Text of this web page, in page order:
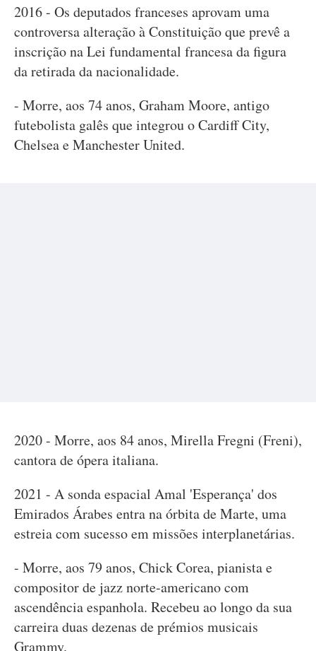
2016 - Os deputados franceses aprovam uma
controversa alteração à Constituição que prevê a
inscrição na Lei fundamental francesa da figura
da retirada da nacionalidade.
- Morre, aos 74 anos, Graham Moore, antigo
futebolista galês que integrou o Cardiff City,
Chelsea e Manchester United.
2020 - Morre, aos 84 anos, Mirella Fregni (Freni),
cantora de ópera italiana.
2021 - A sonda espacial Amal 'Esperança' dos
Emirados Árabes entra na órbita de Marte, uma
estreia com sucesso em missões interplanetárias.
- Morre, aos 79 anos, Chick Corea, pianista e
compositor de jazz norte-americano com
ascendência espanhola. Recebeu ao longo da sua
carreira duas dezenas de prémios musicais
Grammy.